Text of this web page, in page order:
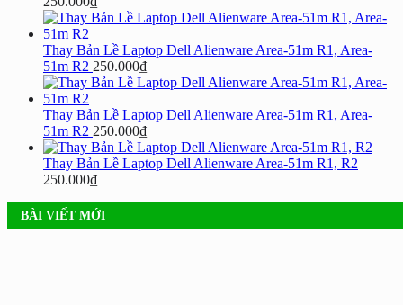
Thay Bản Lề Laptop Dell Alienware Area-51m R1, Area-
51m R2 250.000₫
Thay Bản Lề Laptop Dell Alienware Area-51m R1, Area-
51m R2 250.000₫
Thay Bản Lề Laptop Dell Alienware Area-51m R1, R2
250.000₫
BÀI VIẾT MỚI